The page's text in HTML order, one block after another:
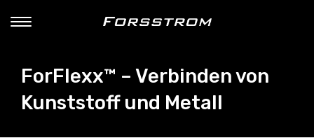
ForFlexx™ – Verbinden von
Kunststoff und Metall